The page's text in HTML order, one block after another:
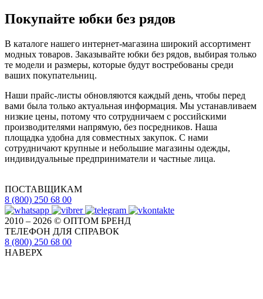
Покупайте юбки без рядов
В каталоге нашего интернет-магазина широкий ассортимент
модных товаров. Заказывайте юбки без рядов, выбирая только
те модели и размеры, которые будут востребованы среди
ваших покупательниц.
Наши прайс-листы обновляются каждый день, чтобы перед
вами была только актуальная информация. Мы устанавливаем
низкие цены, потому что сотрудничаем с российскими
производителями напрямую, без посредников. Наша
площадка удобна для совместных закупок. С нами
сотрудничают крупные и небольшие магазины одежды,
индивидуальные предприниматели и частные лица.
ПОСТАВЩИКАМ
8 (800) 250 68 00
2010 – 2026 © ОПТОМ БРЕНД
ТЕЛЕФОН ДЛЯ СПРАВОК
8 (800) 250 68 00
НАВЕРХ